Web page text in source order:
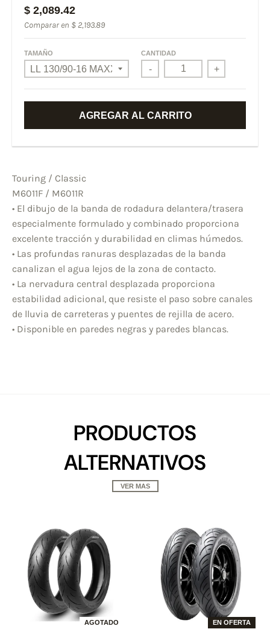
$ 2,089.42
Comparar en $ 2,193.89
TAMAÑO CANTIDAD
- +
AGREGAR AL CARRITO
Touring / Classic
M6011F / M6011R
• El dibujo de la banda de rodadura delantera/trasera
especialmente formulado y combinado proporciona
excelente tracción y durabilidad en climas húmedos.
• Las profundas ranuras desplazadas de la banda
canalizan el agua lejos de la zona de contacto.
• La nervadura central desplazada proporciona
estabilidad adicional, que resiste el paso sobre canales
de lluvia de carreteras y puentes de rejilla de acero.
• Disponible en paredes negras y paredes blancas.
PRODUCTOS
ALTERNATIVOS
VER MAS
AGOTADO EN OFERTA